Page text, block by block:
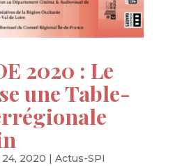
2020 : Le
une Table-
2020 Actus-SPI